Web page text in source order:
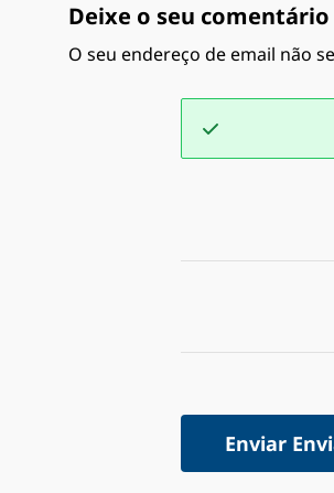
Deixe o seu comentário
O seu endereço de email não
Enviar